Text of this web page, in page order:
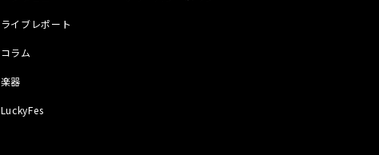
ライブレポート
コラム
楽器
LuckyFes